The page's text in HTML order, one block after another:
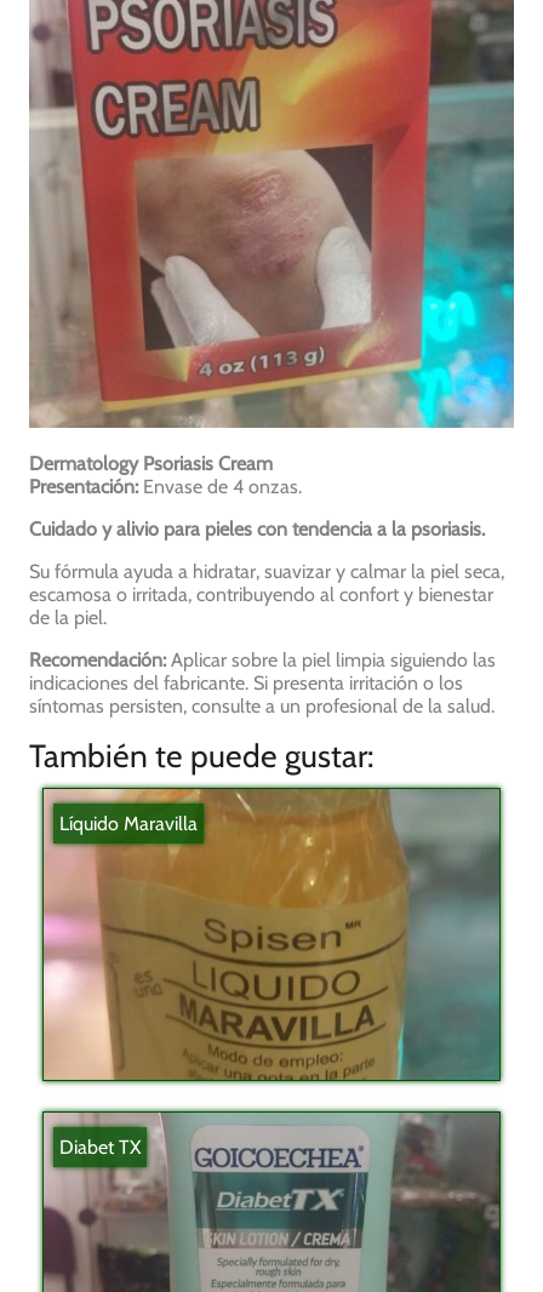
Dermatology Psoriasis Cream
Presentación:Envase de 4 onzas.
Cuidado y alivio para pieles con tendencia a la psoriasis.
Su fórmula ayuda a hidratar, suavizar y calmar la piel seca,
escamosa o irritada, contribuyendo al confort y bienestar
de la piel.
Recomendación:Aplicar sobre la piel limpia siguiendo las
indicaciones del fabricante. Si presenta irritación o los
síntomas persisten, consulte a un profesional de la salud.
También te puede gustar:
Líquido Maravilla
Diabet TX